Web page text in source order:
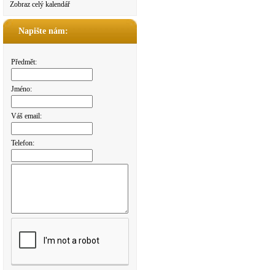
Zobraz celý kalendář
Napište nám:
Předmět:
Jméno:
Váš email:
Telefon: